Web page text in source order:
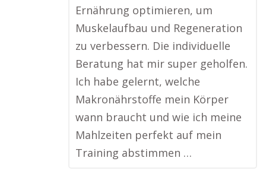
Ernährung optimieren, um
Muskelaufbau und Regeneration
zu verbessern. Die individuelle
Beratung hat mir super geholfen.
Ich habe gelernt, welche
Makronährstoffe mein Körper
wann braucht und wie ich meine
Mahlzeiten perfekt auf mein
Training abstimmen …